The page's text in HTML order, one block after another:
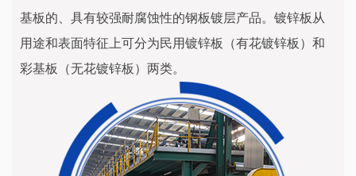
基板的、具有较强耐腐蚀性的钢板镀层产品。镀锌板从
用途和表面特征上可分为民用镀锌板（有花镀锌板）和
彩基板（无花镀锌板）两类。